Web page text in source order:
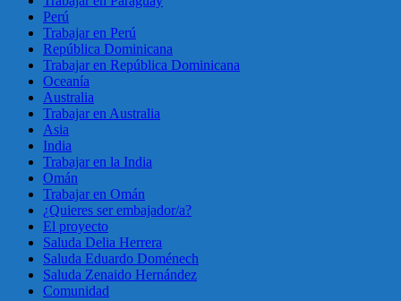
Perú
Trabajar en Perú
República Dominicana
Trabajar en República Dominicana
Oceanía
Australia
Trabajar en Australia
Asia
India
Trabajar en la India
Omán
Trabajar en Omán
¿Quieres ser embajador/a?
El proyecto
Saluda Delia Herrera
Saluda Eduardo Doménech
Saluda Zenaido Hernández
Comunidad